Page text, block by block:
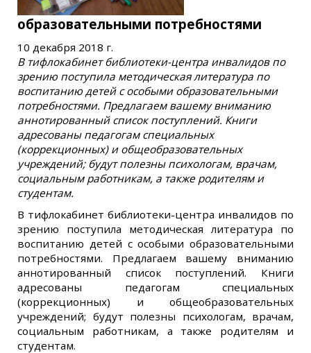
образовательными потребностями
10 декабря 2018 г.
В тифлокабинет библиотеки-центра инвалидов по
зрению поступила методическая литература по
воспитанию детей с особыми образовательными
потребностями. Предлагаем вашему вниманию
аннотированный список поступлений. Книги
адресованы педагогам специальных
(коррекционных) и общеобразовательных
учреждений; будут полезны психологам, врачам,
социальным работникам, а также родителям и
студентам.
В тифлокабинет библиотеки-центра инвалидов по
зрению поступила методическая литература по
воспитанию детей с особыми образовательными
потребностями. Предлагаем вашему вниманию
аннотированный список поступлений. Книги
адресованы педагогам специальных
(коррекционных) и общеобразовательных
учреждений; будут полезны психологам, врачам,
социальным работникам, а также родителям и
студентам.